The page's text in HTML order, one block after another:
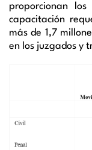
proporcionan
capacitación
más de 1,7
en los juzgados y